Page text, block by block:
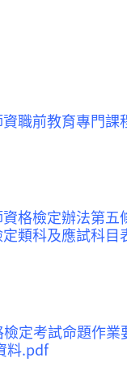
職前教育專門課
格檢定辦法第五
類科及應試科目
定考試命題作業
料.pdf